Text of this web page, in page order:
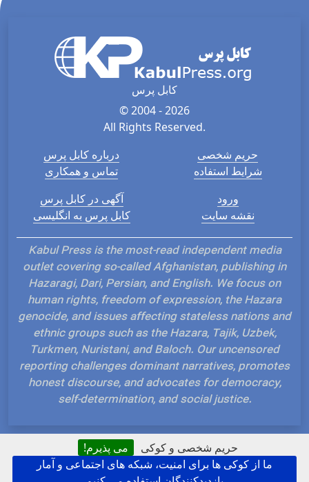
حریم شخصی و کوکی
می پذیرم!
ما از کوکی ها برای امنیت، شبکه های اجتماعی و آمار
کابل پرس
© 2004 - 2026
All Rights Reserved.
درباره کابل پرس
تماس و همکاری
حریم شخصی
شرایط استفاده
آگهی در کابل پرس
کابل پرس به انگلیسی
ورود
نقشه سایت
Kabul Press is the most-read independent media
outlet covering so-called Afghanistan, publishing in
Hazaragi, Dari, Persian, and English. We focus on
human rights, freedom of expression, the Hazara
genocide, and issues affecting stateless nations and
ethnic groups such as the Hazara, Tajik, Uzbek,
Turkmen, Nuristani, and Baloch. Our uncensored
reporting challenges dominant narratives, promotes
honest discourse, and advocates for democracy,
self-determination, and social justice.
Hosted and Developed by IP Plans